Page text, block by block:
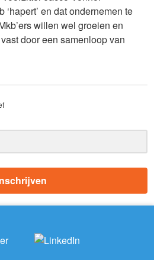
en dat ondernemen te
willen wel groeien en
door een samenloop van